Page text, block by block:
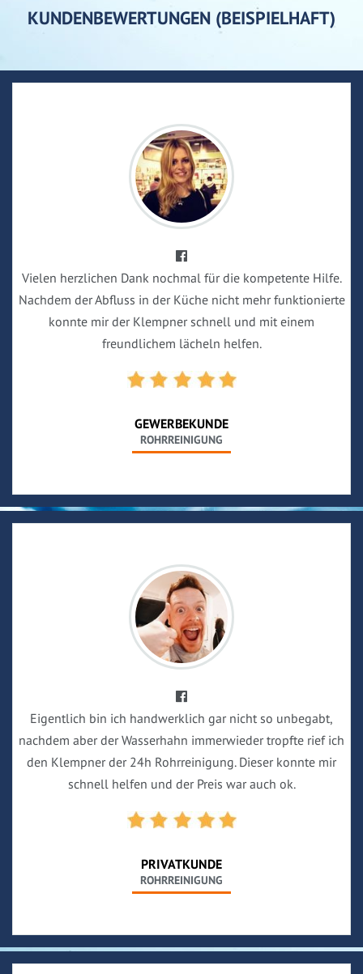
KUNDENBEWERTUNGEN (BEISPIELHAFT)
Vielen herzlichen Dank nochmal für die kompetente Hilfe.
Nachdem der Abfluss in der Küche nicht mehr funktionierte
konnte mir der Klempner schnell und mit einem
freundlichem lächeln helfen.
GEWERBEKUNDE
ROHRREINIGUNG
Eigentlich bin ich handwerklich gar nicht so unbegabt,
nachdem aber der Wasserhahn immerwieder tropfte rief ich
den Klempner der 24h Rohrreinigung. Dieser konnte mir
schnell helfen und der Preis war auch ok.
PRIVATKUNDE
ROHRREINIGUNG